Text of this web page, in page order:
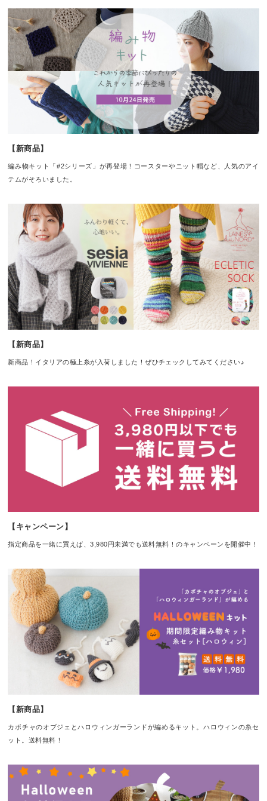
【新商品】
編み物キット「#2シリーズ」が再登場！コースターやニット帽など、人気のアイ
テムがそろいました。
【新商品】
新商品！イタリアの極上糸が入荷しました！ぜひチェックしてみてください♪
【キャンペーン】
指定商品を一緒に買えば、3,980円未満でも送料無料！のキャンペーンを開催中！
【新商品】
カボチャのオブジェとハロウィンガーランドが編めるキット。ハロウィンの糸セ
ット。送料無料！